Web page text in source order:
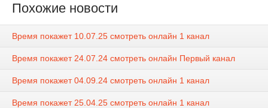
Похожие новости
Время покажет 10.07.25 смотреть онлайн 1 канал
Время покажет 24.07.24 смотреть онлайн Первый канал
Время покажет 04.09.24 смотреть онлайн 1 канал
Время покажет 25.04.25 смотреть онлайн 1 канал